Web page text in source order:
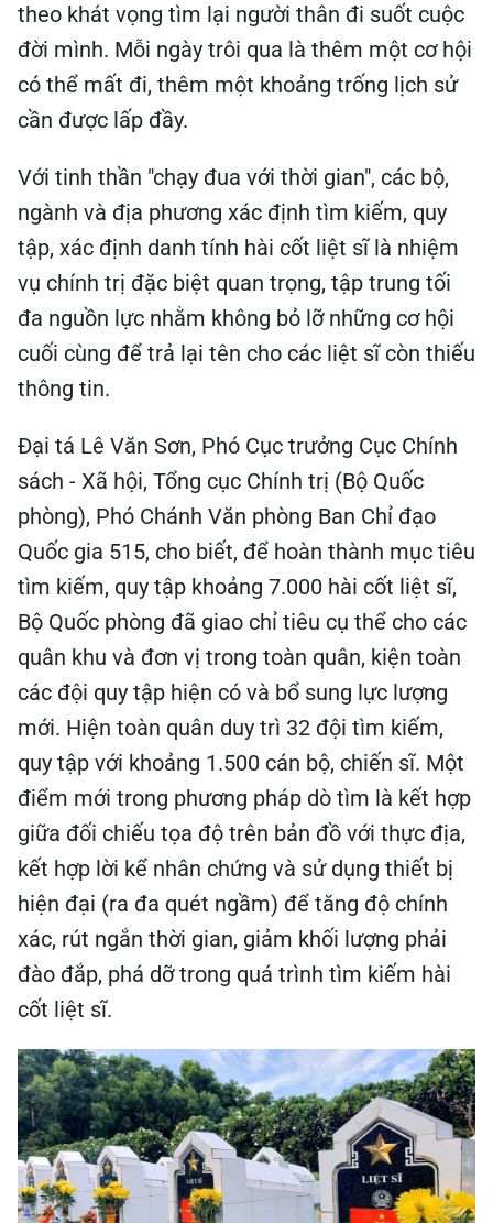
theo khát vọng tìm lại người thân đi suốt cuộc
đời mình. Mỗi ngày trôi qua là thêm một cơ hội
có thể mất đi, thêm một khoảng trống lịch sử
cần được lấp đầy.
Với tinh thần "chạy đua với thời gian", các bộ,
ngành và địa phương xác định tìm kiếm, quy
tập, xác định danh tính hài cốt liệt sĩ là nhiệm
vụ chính trị đặc biệt quan trọng, tập trung tối
đa nguồn lực nhằm không bỏ lỡ những cơ hội
cuối cùng để trả lại tên cho các liệt sĩ còn thiếu
thông tin.
Đại tá Lê Văn Sơn, Phó Cục trưởng Cục Chính
sách - Xã hội, Tổng cục Chính trị (Bộ Quốc
phòng), Phó Chánh Văn phòng Ban Chỉ đạo
Quốc gia 515, cho biết, để hoàn thành mục tiêu
tìm kiếm, quy tập khoảng 7.000 hài cốt liệt sĩ,
Bộ Quốc phòng đã giao chỉ tiêu cụ thể cho các
quân khu và đơn vị trong toàn quân, kiện toàn
các đội quy tập hiện có và bổ sung lực lượng
mới. Hiện toàn quân duy trì 32 đội tìm kiếm,
quy tập với khoảng 1.500 cán bộ, chiến sĩ. Một
điểm mới trong phương pháp dò tìm là kết hợp
giữa đối chiếu tọa độ trên bản đồ với thực địa,
kết hợp lời kể nhân chứng và sử dụng thiết bị
hiện đại (ra đa quét ngầm) để tăng độ chính
xác, rút ngắn thời gian, giảm khối lượng phải
đào đắp, phá dỡ trong quá trình tìm kiếm hài
cốt liệt sĩ.